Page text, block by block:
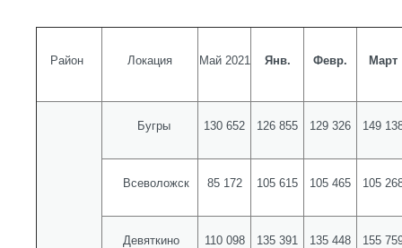
Район Локация Май 2021 Янв. Февр. Март
Бугры 130 652 126 855 129 326 149
Всеволожск 85 172 105 615 105 465 105
Девяткино 110 098 135 391 135 448 155